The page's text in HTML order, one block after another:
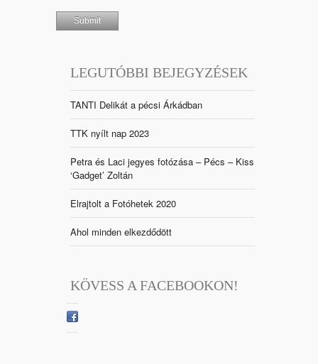
LEGUTÓBBI BEJEGYZÉSEK
TANTI Delikát a pécsi Árkádban
TTK nyílt nap 2023
Petra és Laci jegyes fotózása – Pécs – Kiss
‘Gadget’ Zoltán
Elrajtolt a Fotóhetek 2020
Ahol minden elkezdődött
KÖVESS A FACEBOOKON!